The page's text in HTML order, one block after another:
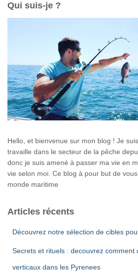
r
c
:
Qui suis-je ?
Hello, et bienvenue sur mon blog ! Je
travaille dans le secteur de la pêche
donc je suis amené à passer ma vie en
vie selon moi. Ce blog à pour but de
monde maritime
Articles récents
Découvrez notre sélection de cibles
Secrets et rituels : decouvrez comment
verticaux dans les Pyrenees